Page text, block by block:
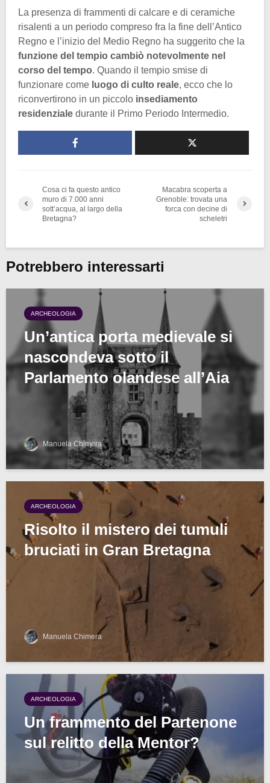
La presenza di frammenti di calcare e di ceramiche
risalenti a un periodo compreso fra la fine dell’Antico
Regno e l’inizio del Medio Regno ha suggerito che la
funzione del tempio cambiò notevolmente nel
corso del tempo. Quando il tempio smise di
funzionare come luogo di culto reale, ecco che lo
riconvertirono in un piccolo insediamento
residenziale durante il Primo Periodo Intermedio.
Cosa ci fa questo antico
muro di 7.000 anni
sott’acqua, al largo della
Bretagna?
Macabra scoperta a
Grenoble: trovata una
forca con decine di
scheletri
Potrebbero interessarti
ARCHEOLOGIA
Un’antica porta medievale si
nascondeva sotto il
Parlamento olandese all’Aia
Manuela Chimera
ARCHEOLOGIA
Risolto il mistero dei tumuli
bruciati in Gran Bretagna
Manuela Chimera
ARCHEOLOGIA
Un frammento del Partenone
sul relitto della Mentor?